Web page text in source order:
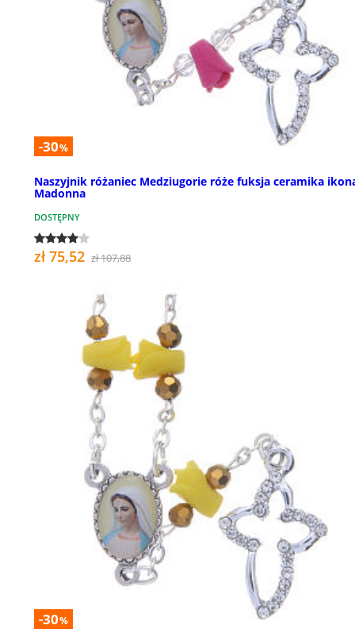
-30%
Naszyjnik różaniec Medziugorie róże fuksja ceramika
Madonna
DOSTĘPNY
zł 75,52 zł 107,88
-30%